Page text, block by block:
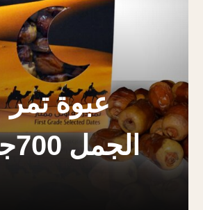
عبوة تمر
الجمل 700جم